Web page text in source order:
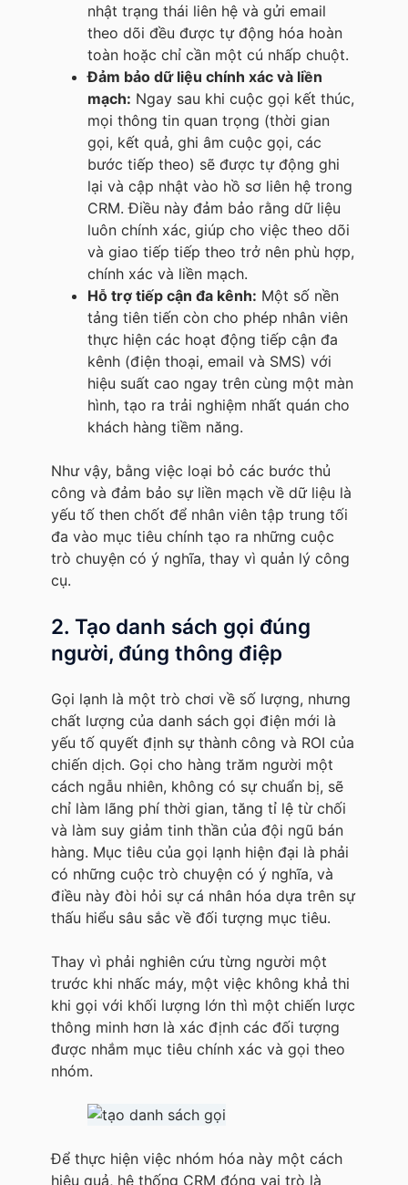
nhật trạng thái liên hệ và gửi email
theo dõi đều được tự động hóa hoàn
toàn hoặc chỉ cần một cú nhấp chuột.
Đảm bảo dữ liệu chính xác và liền
mạch: Ngay sau khi cuộc gọi kết thúc,
mọi thông tin quan trọng (thời gian
gọi, kết quả, ghi âm cuộc gọi, các
bước tiếp theo) sẽ được tự động ghi
lại và cập nhật vào hồ sơ liên hệ trong
CRM. Điều này đảm bảo rằng dữ liệu
luôn chính xác, giúp cho việc theo dõi
và giao tiếp tiếp theo trở nên phù hợp,
chính xác và liền mạch.
Hỗ trợ tiếp cận đa kênh: Một số nền
tảng tiên tiến còn cho phép nhân viên
thực hiện các hoạt động tiếp cận đa
kênh (điện thoại, email và SMS) với
hiệu suất cao ngay trên cùng một màn
hình, tạo ra trải nghiệm nhất quán cho
khách hàng tiềm năng.
Như vậy, bằng việc loại bỏ các bước thủ
công và đảm bảo sự liền mạch về dữ liệu là
yếu tố then chốt để nhân viên tập trung tối
đa vào mục tiêu chính tạo ra những cuộc
trò chuyện có ý nghĩa, thay vì quản lý công
cụ.
2. Tạo danh sách gọi đúng
người, đúng thông điệp
Gọi lạnh là một trò chơi về số lượng, nhưng
chất lượng của danh sách gọi điện mới là
yếu tố quyết định sự thành công và ROI của
chiến dịch. Gọi cho hàng trăm người một
cách ngẫu nhiên, không có sự chuẩn bị, sẽ
chỉ làm lãng phí thời gian, tăng tỉ lệ từ chối
và làm suy giảm tinh thần của đội ngũ bán
hàng. Mục tiêu của gọi lạnh hiện đại là phải
có những cuộc trò chuyện có ý nghĩa, và
điều này đòi hỏi sự cá nhân hóa dựa trên sự
thấu hiểu sâu sắc về đối tượng mục tiêu.
Thay vì phải nghiên cứu từng người một
trước khi nhấc máy, một việc không khả thi
khi gọi với khối lượng lớn thì một chiến lược
thông minh hơn là xác định các đối tượng
được nhắm mục tiêu chính xác và gọi theo
nhóm.
Để thực hiện việc nhóm hóa này một cách
hiệu quả, hệ thống CRM đóng vai trò là